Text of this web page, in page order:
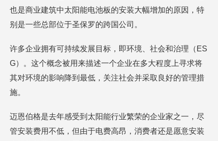
也是商业建筑中太阳能电池板的安装大幅增加的原因，特
别是一些总部位于圣保罗的跨国公司。
许多企业拥有可持续发展目标，即环境、社会和治理（ES
G）。这个概念被用来描述一个企业在多大程度上寻求将
其对环境的影响降到最低，关注社会并采取良好的管理措
施。
迈恩伯格是去年感受到太阳能行业繁荣的企业家之一，尽
管安装费用不低，但由于电费高昂，消费者还是愿意安装